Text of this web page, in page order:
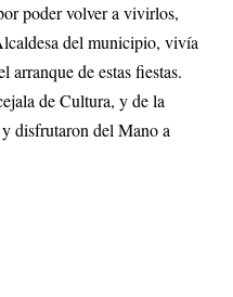
poder volver a vivirlos,
del municipio, vivía
arranque de estas fiestas.
de Cultura, y de la
disfrutaron del Mano a